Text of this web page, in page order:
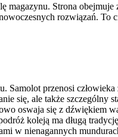
Strona
rozwiązań. To
przenosi
się, ale także szczególny
oswaja się z dźwiękiem
koleją ma długą
w nienagannych